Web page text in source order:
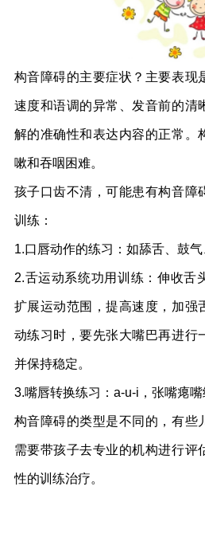
构音障碍的主要症状？主要表现
速度和语调的异常、发音前的清
解的准确性和表达内容的正常。
嗽和吞咽困难。
孩子口齿不清，可能患有构音障
训练：
1.口唇动作的练习：如舔舌、鼓气
2.舌运动系统功用训练：伸收舌
扩展运动范围，提高速度，加强
动练习时，要先张大嘴巴再进行
并保持稳定。
3.嘴唇转换练习：a-u-i，张嘴瘪嘴
构音障碍的类型是不同的，有些
需要带孩子去专业的机构进行评
性的训练治疗。